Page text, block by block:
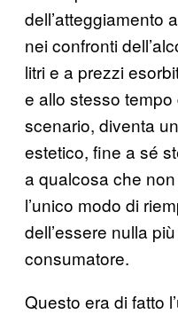
dell’atteggiamento
nei confronti
litri e a prezzi
e allo stesso
scenario, diventa
estetico, fine a sé
a qualcosa che
l’unico modo di
dell’essere nulla
consumatore.
Questo era di fatto